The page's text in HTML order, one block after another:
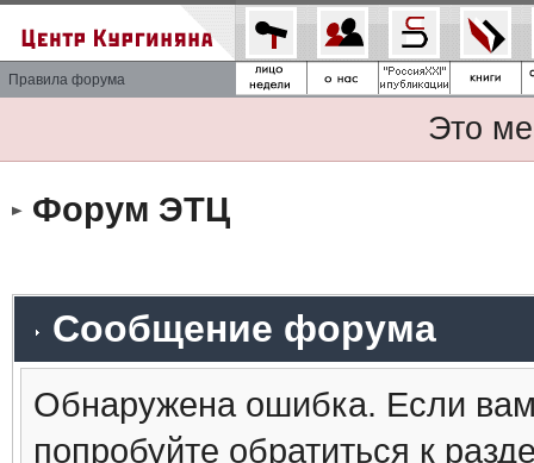
Правила форума
Это
Форум ЭТЦ
Сообщение форума
Обнаружена ошибка. Если
попробуйте обратиться к